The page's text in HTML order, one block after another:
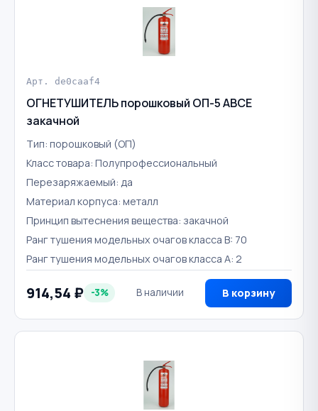
Арт. de0caaf4
ОГНЕТУШИТЕЛЬ порошковый ОП-5 ABCE
закачной
Тип: порошковый (ОП)
Класс товара: Полупрофессиональный
Перезаряжаемый: да
Материал корпуса: металл
Принцип вытеснения вещества: закачной
Ранг тушения модельных очагов класса B: 70
Ранг тушения модельных очагов класса А: 2
914,54 ₽ -3% В наличии В корзину